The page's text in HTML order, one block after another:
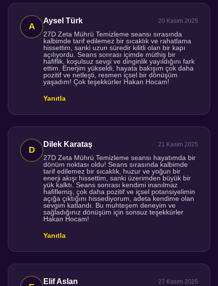
Aysel Türk 20 Kasım 2025
27D Zeta Mührü Temizleme seansı sırasında
kalbimde tarif edilemez bir sıcaklık ve rahatlama
hissettim, sanki uzun süredir kilitli olan bir kapı
açılıyordu. Seans sonrası içimde müthiş bir
hafiflik, koşulsuz sevgi ve dinginlik yayıldığını fark
ettim. Enerjim yükseldi, hayata bakışım çok daha
pozitif ve netleşti, resmen içsel bir dönüşüm
yaşadım! Çok teşekkürler Hakan Hocam!
Yanıtla
Dilek Karataş 21 Kasım 2025
27D Zeta Mührü Temizleme seansı hayatımda bir
dönüm noktası oldu! Seans sırasında kalbimde
tarif edilemez bir sıcaklık, huzur ve yoğun bir
enerji akışı hissettim, sanki üzerimden büyük bir
yük kalktı. Seans sonrası kendimi inanılmaz
hafiflemiş, çok daha pozitif ve içsel potansiyelimin
açığa çıktığını hissediyorum, adeta kendime olan
sevgim katlandı. Bu muhteşem deneyim ve
sağladığınız dönüşüm için sonsuz teşekkürler
Hakan Hocam!
Yanıtla
Elif Aslan 27 Kasım 2025